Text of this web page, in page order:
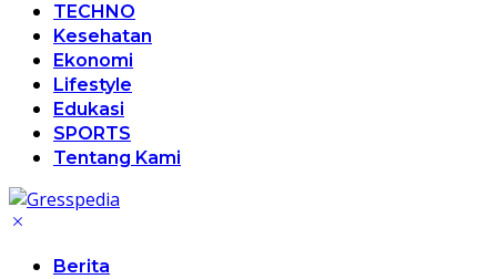
TECHNO
Kesehatan
Ekonomi
Lifestyle
Edukasi
SPORTS
Tentang Kami
Berita